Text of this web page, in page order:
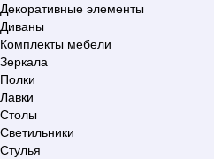
Декоративные элементы
Диваны
Комплекты мебели
Зеркала
Полки
Лавки
Столы
Светильники
Стулья